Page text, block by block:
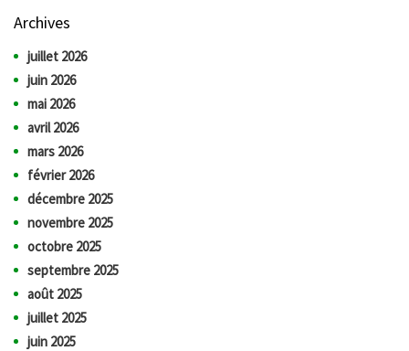
Archives
juillet 2026
juin 2026
mai 2026
avril 2026
mars 2026
février 2026
décembre 2025
novembre 2025
octobre 2025
septembre 2025
août 2025
juillet 2025
juin 2025